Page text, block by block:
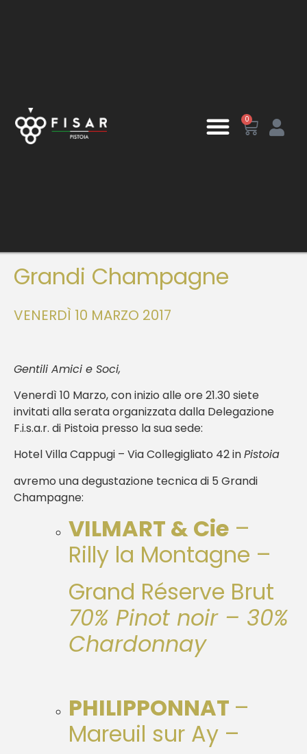
0
Grandi Champagne
VENERDÌ 10 MARZO 2017
Gentili Amici e Soci,
Venerdì 10 Marzo, con inizio alle ore 21.30 siete
invitati alla serata organizzata dalla Delegazione
F.i.s.a.r. di Pistoia presso la sua sede:
Hotel Villa Cappugi – Via Collegigliato 42 inPistoia
avremo una degustazione tecnica di 5 Grandi
Champagne:
VILMART & Cie –
Rilly la Montagne –
Grand Réserve Brut
70% Pinot noir – 30%
Chardonnay
PHILIPPONNAT –
Mareuil sur Ay –